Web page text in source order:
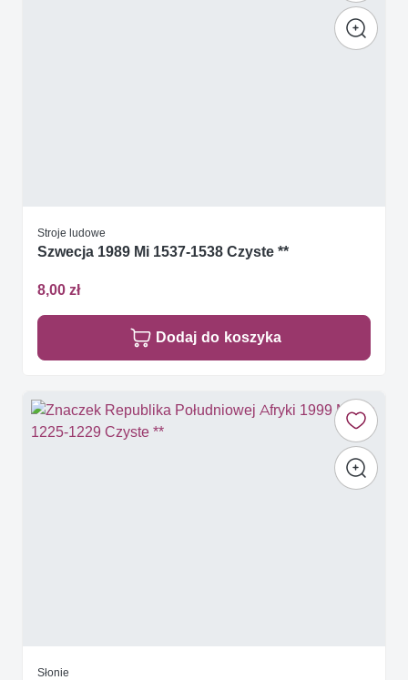
Stroje ludowe
Szwecja 1989 Mi 1537-1538 Czyste **
8,00 zł
Dodaj do koszyka
Słonie